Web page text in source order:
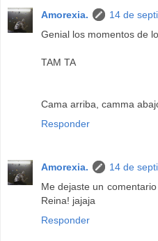
Amorexia.
14 de
Genial los momentos de
TAM TA
Cama arriba, camma
Responder
Amorexia.
14 de
Me dejaste un
Reina! jajaja
Responder